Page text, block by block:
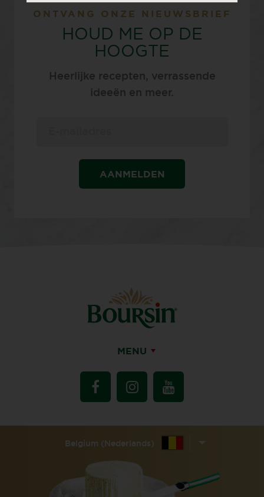
ONTVANG ONZE NIEUWSBRIEF
HOUD ME OP DE
HOOGTE
Heerlijke recepten, verrassende
ideeën en meer.
AANMELDEN
MENU
Belgium (Nederlands)